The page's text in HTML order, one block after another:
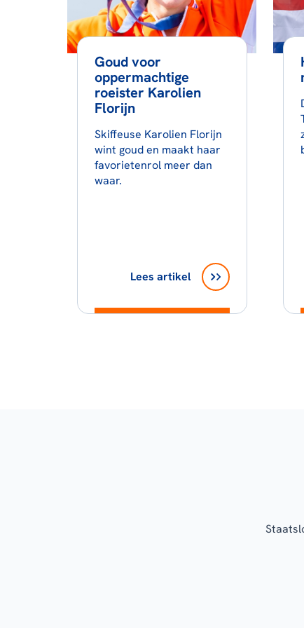
Goud voor
oppermachtige
roeister Karolien
Florijn
Skiffeuse Karolien Florijn
wint goud en maakt haar
favorietenrol meer dan
waar.
Lees artikel